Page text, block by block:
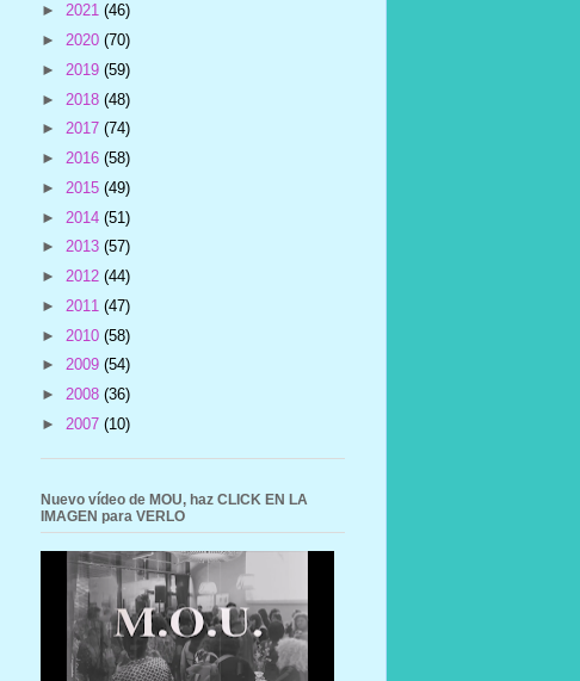
► 2021 (46)
► 2020 (70)
► 2019 (59)
► 2018 (48)
► 2017 (74)
► 2016 (58)
► 2015 (49)
► 2014 (51)
► 2013 (57)
► 2012 (44)
► 2011 (47)
► 2010 (58)
► 2009 (54)
► 2008 (36)
► 2007 (10)
Nuevo vídeo de MOU, haz CLICK EN LA
IMAGEN para VERLO